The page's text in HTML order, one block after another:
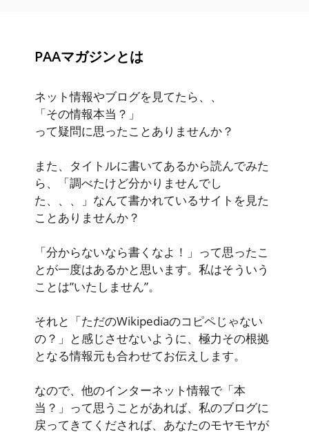
PAAマガジンとは
ネット情報やブログを見てたら、、
「その情報本当？」
って疑問に思ったことありませんか？
また、タイトルに書いてあるから読んでみた
ら、「調べたけど分かりませんでし
た、、、」なんて書かれているサイトを見た
ことありませんか？
「分からないなら書くなよ！」って思ったこ
とが一度はあるかと思います。私はそういう
ことは”いたしません”。
それと「ただのWikipediaのコピペじゃない
の？」と感じさせないように、極力その根拠
となる情報元も合わせてお伝えします。
なので、他のインターネット情報で「本
当？」って思うことがあれば、私のブログに
戻ってきてくだされば、あなたのモヤモヤが